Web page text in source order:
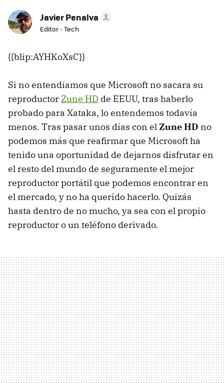
Javier Penalva
Editor - Tech
{{blip:AYHKoXsC}}
Si no entendíamos que Microsoft no sacara su
reproductor Zune HD de EEUU, tras haberlo
probado para Xataka, lo entendemos todavía
menos. Tras pasar unos días con elZune HD no
podemos más que reafirmar que Microsoft ha
tenido una oportunidad de dejarnos disfrutar en
el resto del mundo de seguramente el mejor
reproductor portátil que podemos encontrar en
el mercado, y no ha querido hacerlo. Quizás
hasta dentro de no mucho, ya sea con el propio
reproductor o un teléfono derivado.